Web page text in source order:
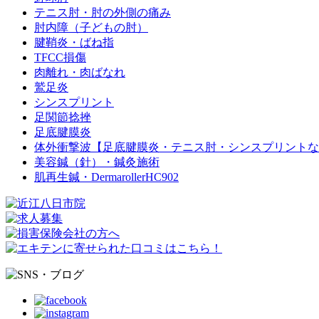
テニス肘・肘の外側の痛み
肘内障（子どもの肘）
腱鞘炎・ばね指
TFCC損傷
肉離れ・肉ばなれ
鷲足炎
シンスプリント
足関節捻挫
足底腱膜炎
体外衝撃波【足底腱膜炎・テニス肘・シンスプリント
美容鍼（針）・鍼灸施術
肌再生鍼・DermarollerHC902